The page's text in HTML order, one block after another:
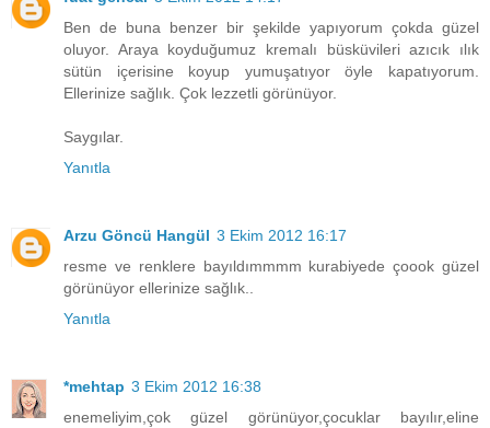
Ben de buna benzer bir şekilde yapıyorum çokda güzel
oluyor. Araya koyduğumuz kremalı büsküvileri azıcık ılık
sütün içerisine koyup yumuşatıyor öyle kapatıyorum.
Ellerinize sağlık. Çok lezzetli görünüyor.
Saygılar.
Yanıtla
Arzu Göncü Hangül 3 Ekim 2012 16:17
resme ve renklere bayıldımmmm kurabiyede çoook güzel
görünüyor ellerinize sağlık..
Yanıtla
*mehtap 3 Ekim 2012 16:38
enemeliyim,çok güzel görünüyor,çocuklar bayılır,eline